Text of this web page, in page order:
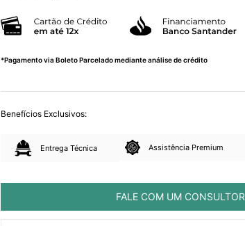
*Pagamento via Boleto Parcelado mediante análise de crédito
Benefícios Exclusivos:
Entrega Técnica Assistência Premium
FALE COM UM CONSULTOR